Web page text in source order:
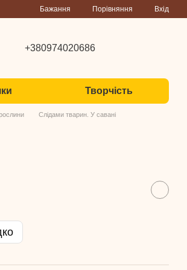
Бажання Порівняння Вхід
+380974020686
Творчість
Слідами тварин. У савані